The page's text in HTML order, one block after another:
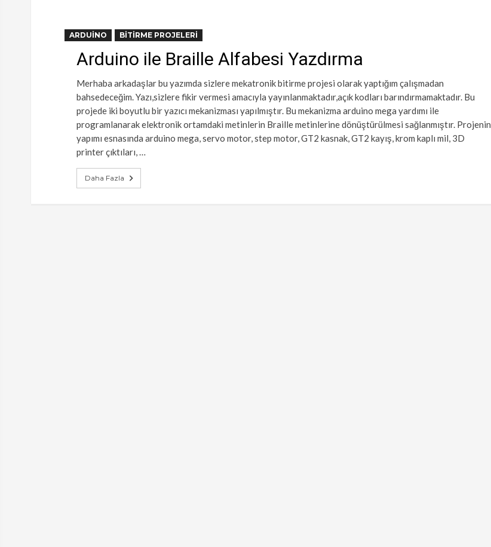
ARDUINO BITIRME PROJELERI
Arduino ile Braille Alfabesi Yazdırma
Merhaba arkadaşlar bu yazımda sizlere mekatronik bitirme projesi olarak yaptığım çalışmadan
bahsedeceğim. Yazı,sizlere fikir vermesi amacıyla yayınlanmaktadır,açık kodları barındırmamaktadır. Bu
projede iki boyutlu bir yazıcı mekanizması yapılmıştır. Bu mekanizma arduino mega yardımı ile
programlanarak elektronik ortamdaki metinlerin Braille metinlerine dönüştürülmesi sağlanmıştır. Projenin
yapımı esnasında arduino mega, servo motor, step motor, GT2 kasnak, GT2 kayış, krom kaplı mil, 3D
printer çıktıları, …
Daha Fazla